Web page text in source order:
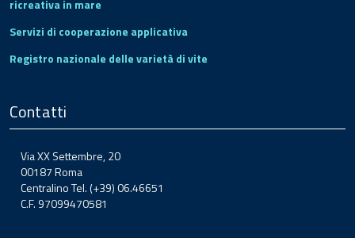
ricreativa in mare
Servizi di cooperazione applicativa
Registro nazionale delle varietà di vite
Contatti
Via XX Settembre, 20
00187 Roma
Centralino Tel. (+39) 06.46651
C.F. 97099470581